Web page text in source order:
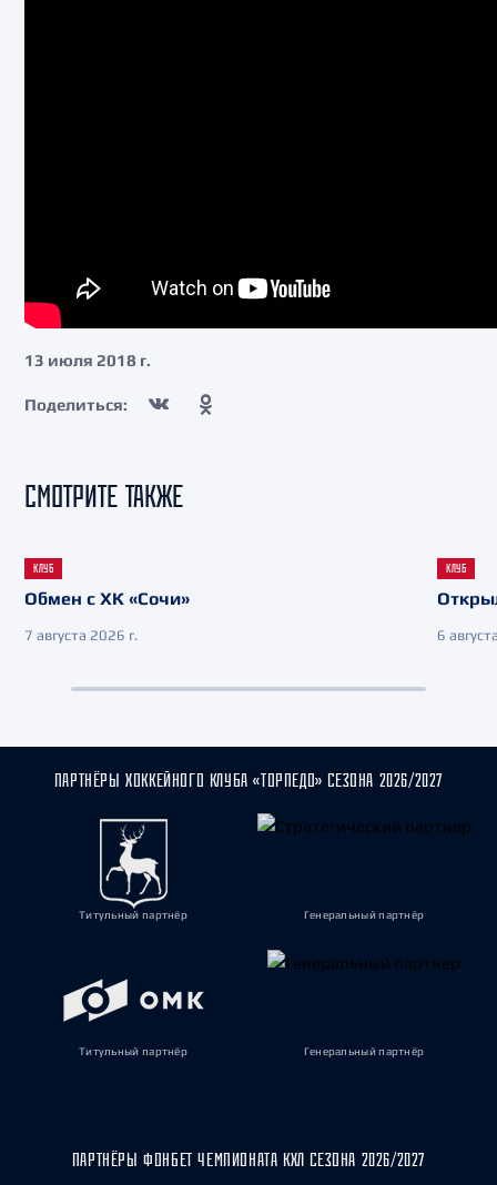
13 июля 2018 г.
Поделиться:
СМОТРИТЕ ТАКЖЕ
КЛУБ
Обмен с ХК «Сочи»
7 августа 2026 г.
КЛУБ
6
ПАРТНЁРЫ ХОККЕЙНОГО КЛУБА «ТОРПЕДО» СЕЗОНА 2026/2027
Титульный партнёр Генеральный партнёр
Титульный партнёр Генеральный партнёр
ПАРТНЁРЫ ФОНБЕТ ЧЕМПИОНАТА КХЛ СЕЗОНА 2026/2027